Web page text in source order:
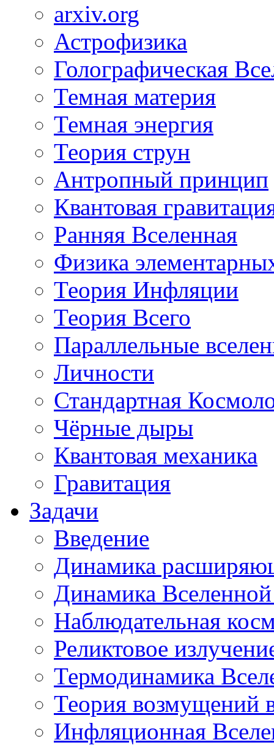
arxiv.org
Астрофизика
Голографическая
Темная материя
Темная энергия
Теория струн
Антропный принцип
Квантовая
Ранняя Вселенная
Физика
Теория Инфляции
Теория Всего
Параллельные
Личности
Стандартная
Чёрные дыры
Квантовая механика
Гравитация
Задачи
Введение
Динамика
Динамика
Наблюдательная
Реликтовое
Термодинамика
Теория возмущений
Инфляционная